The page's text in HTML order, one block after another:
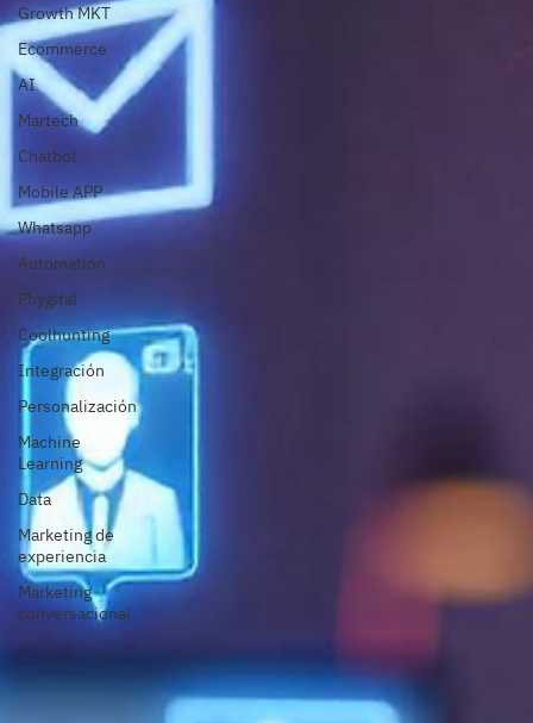
Growth MKT
Ecommerce
AI
Martech
Chatbot
Mobile APP
Whatsapp
Automation
Phygital
Coolhunting
Integración
Personalización
Machine
Learning
Data
Marketing de
experiencia
Marketing
conversacional